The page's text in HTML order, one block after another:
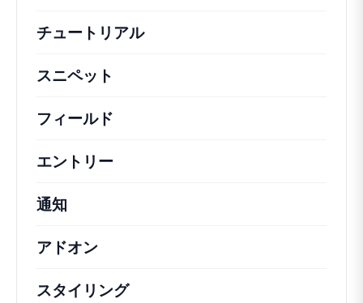
チュートリアル役立つハウツー記事やその他
スニペット
フィールド
エントリー
通知
アドオン
スタイリング